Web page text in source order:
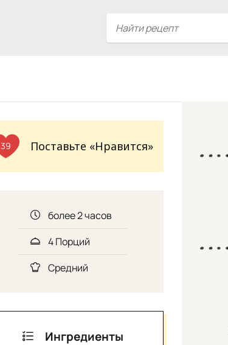
39 Поставьте «Нравится»
более 2 часов
4 Порций
Средний
Ингредиенты